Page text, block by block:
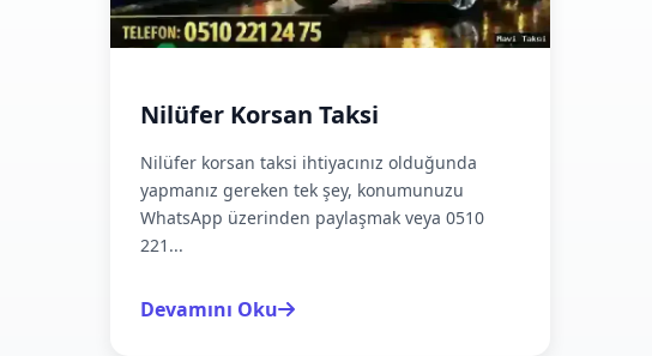
Nilüfer Korsan Taksi
Nilüfer korsan taksi ihtiyacınız olduğunda
yapmanız gereken tek şey, konumunuzu
WhatsApp üzerinden paylaşmak veya 0510
221...
Devamını Oku